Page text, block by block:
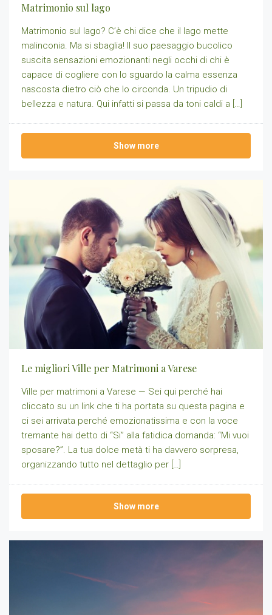
Matrimonio sul lago
Matrimonio sul lago? C’è chi dice che il lago mette
malinconia. Ma si sbaglia! Il suo paesaggio bucolico
suscita sensazioni emozionanti negli occhi di chi è
capace di cogliere con lo sguardo la calma essenza
nascosta dietro ciò che lo circonda. Un tripudio di
bellezza e natura. Qui infatti si passa da toni caldi a […]
Show more
Le migliori Ville per Matrimoni a Varese
Ville per matrimoni a Varese — Sei qui perché hai
cliccato su un link che ti ha portata su questa pagina e
ci sei arrivata perché emozionatissima e con la voce
tremante hai detto di “Si” alla fatidica domanda: “Mi vuoi
sposare?”. La tua dolce metà ti ha davvero sorpresa,
organizzando tutto nel dettaglio per […]
Show more